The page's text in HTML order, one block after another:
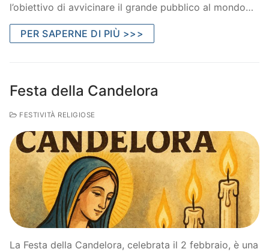
l’obiettivo di avvicinare il grande pubblico al mondo…
PER SAPERNE DI PIÙ >>>
Festa della Candelora
FESTIVITÀ RELIGIOSE
La Festa della Candelora, celebrata il 2 febbraio, è una